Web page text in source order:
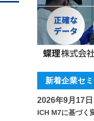
新着企業セ
2026年9月17
ICH M7に基づく